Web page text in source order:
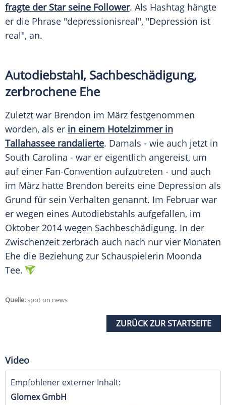
fragte der Star seine Follower. Als Hashtag hängte
er die Phrase "depressionisreal", "Depression ist
real", an.
Autodiebstahl, Sachbeschädigung,
zerbrochene Ehe
Zuletzt war Brendon im März festgenommen
worden, als er in einem Hotelzimmerin
Tallahassee randalierte. Damals - wie auch jetzt in
South Carolina - war er eigentlich angereist, um
auf einer Fan-Convention aufzutreten - und auch
im März hatte Brendon bereits eine Depression als
Grund für sein Verhalten genannt. Im Februar war
er wegen eines Autodiebstahls aufgefallen, im
Oktober 2014 wegen Sachbeschädigung. In der
Zwischenzeit zerbrach auch nach nur vier Monaten
Ehe die Beziehung zur Schauspielerin Moonda
Tee.
Quelle:spot on news
ZURÜCK ZUR STARTSEITE
Video
Empfohlener externer Inhalt:
Glomex GmbH